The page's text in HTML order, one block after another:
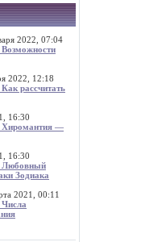
2022, 07:04
Возможности
2022, 12:18
рассчитать
16:30
Хиромантия —
16:30
Любовный
Зодиака
2021, 00:11
Числа